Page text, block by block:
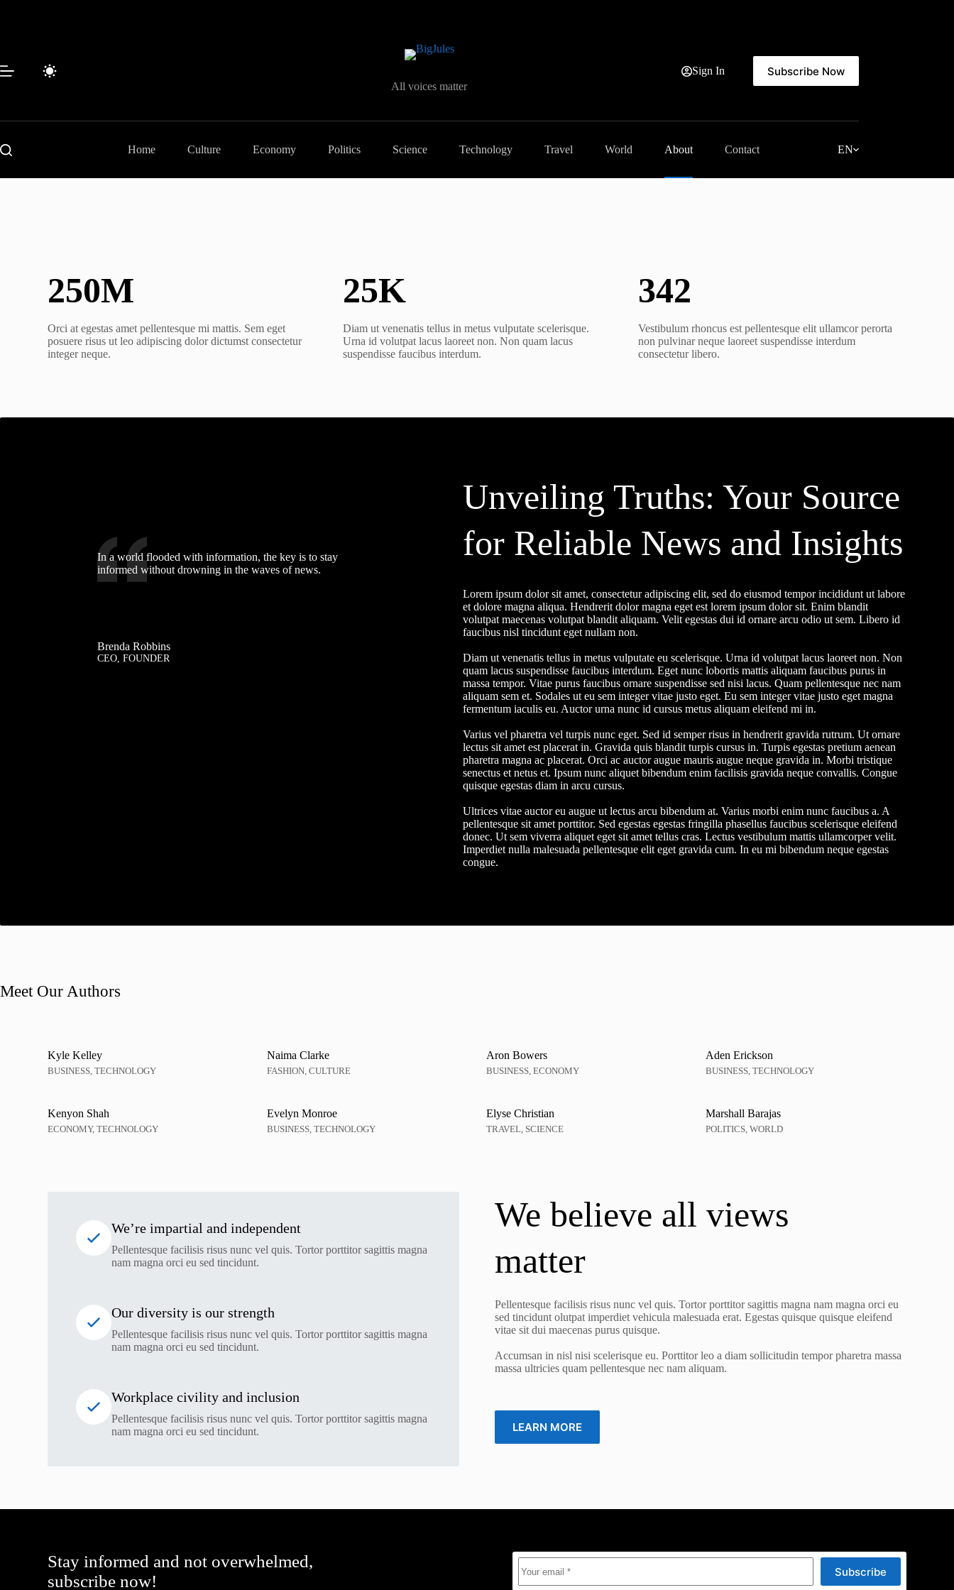
All voices matter
Sign In Subscribe Now
Home Culture Economy Politics Science Technology Travel World About Contact EN
250M
Orci at egestas amet pellentesque mi mattis. Sem eget
posuere risus ut leo adipiscing dolor dictumst consectetur
integer neque.
25K
Diam ut venenatis tellus in metus vulputate scelerisque.
Urna id volutpat lacus laoreet non. Non quam lacus
suspendisse faucibus interdum.
342
Vestibulum rhoncus est pellentesque elit ullamcor perorta
non pulvinar neque laoreet suspendisse interdum
consectetur libero.
In a world flooded with information, the key is to stay
informed without drowning in the waves of news.
Brenda Robbins
CEO, FOUNDER
Unveiling Truths: Your Source
for Reliable News and Insights
Lorem ipsum dolor sit amet, consectetur adipiscing elit, sed do eiusmod tempor incididunt ut labore
et dolore magna aliqua. Hendrerit dolor magna eget est lorem ipsum dolor sit. Enim blandit
volutpat maecenas volutpat blandit aliquam. Velit egestas dui id ornare arcu odio ut sem. Libero id
faucibus nisl tincidunt eget nullam non.
Diam ut venenatis tellus in metus vulputate eu scelerisque. Urna id volutpat lacus laoreet non. Non
quam lacus suspendisse faucibus interdum. Eget nunc lobortis mattis aliquam faucibus purus in
massa tempor. Vitae purus faucibus ornare suspendisse sed nisi lacus. Quam pellentesque nec nam
aliquam sem et. Sodales ut eu sem integer vitae justo eget. Eu sem integer vitae justo eget magna
fermentum iaculis eu. Auctor urna nunc id cursus metus aliquam eleifend mi in.
Varius vel pharetra vel turpis nunc eget. Sed id semper risus in hendrerit gravida rutrum. Ut ornare
lectus sit amet est placerat in. Gravida quis blandit turpis cursus in. Turpis egestas pretium aenean
pharetra magna ac placerat. Orci ac auctor augue mauris augue neque gravida in. Morbi tristique
senectus et netus et. Ipsum nunc aliquet bibendum enim facilisis gravida neque convallis. Congue
quisque egestas diam in arcu cursus.
Ultrices vitae auctor eu augue ut lectus arcu bibendum at. Varius morbi enim nunc faucibus a. A
pellentesque sit amet porttitor. Sed egestas egestas fringilla phasellus faucibus scelerisque eleifend
donec. Ut sem viverra aliquet eget sit amet tellus cras. Lectus vestibulum mattis ullamcorper velit.
Imperdiet nulla malesuada pellentesque elit eget gravida cum. In eu mi bibendum neque egestas
congue.
Meet Our Authors
Kyle Kelley
BUSINESS, TECHNOLOGY
Naima Clarke
FASHION, CULTURE
Aron Bowers
BUSINESS, ECONOMY
Aden Erickson
BUSINESS, TECHNOLOGY
Kenyon Shah
ECONOMY, TECHNOLOGY
Evelyn Monroe
BUSINESS, TECHNOLOGY
Elyse Christian
TRAVEL, SCIENCE
Marshall Barajas
POLITICS, WORLD
We’re impartial and independent
Pellentesque facilisis risus nunc vel quis. Tortor porttitor sagittis magna
nam magna orci eu sed tincidunt.
Our diversity is our strength
Pellentesque facilisis risus nunc vel quis. Tortor porttitor sagittis magna
nam magna orci eu sed tincidunt.
Workplace civility and inclusion
Pellentesque facilisis risus nunc vel quis. Tortor porttitor sagittis magna
nam magna orci eu sed tincidunt.
We believe all views
matter
Pellentesque facilisis risus nunc vel quis. Tortor porttitor sagittis magna nam magna orci eu
sed tincidunt olutpat imperdiet vehicula malesuada erat. Egestas quisque quisque eleifend
vitae sit dui maecenas purus quisque.
Accumsan in nisl nisi scelerisque eu. Porttitor leo a diam sollicitudin tempor pharetra massa
massa ultricies quam pellentesque nec nam aliquam.
LEARN MORE
Stay informed and not overwhelmed,
subscribe now!
Subscribe